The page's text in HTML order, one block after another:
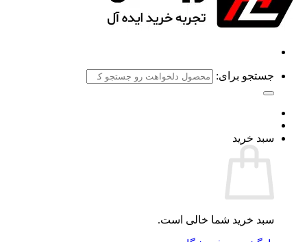
جستجو برای:
سبد خرید
سبد خرید شما خالی است.